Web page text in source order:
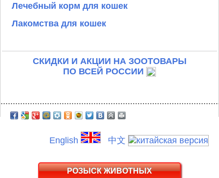
Лечебный корм для кошек
Лакомства для кошек
СКИДКИ И АКЦИИ НА ЗООТОВАРЫ
ПО ВСЕЙ РОССИИ
English 中文
РОЗЫСК ЖИВОТНЫХ